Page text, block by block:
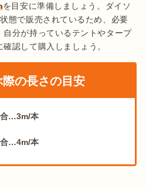
を目安に準備しましょう。ダイソ
態で販売されているため、必要
分が持っているテントやタープ
認して購入しましょう。
の長さの目安
合…3m/本
合…4m/本